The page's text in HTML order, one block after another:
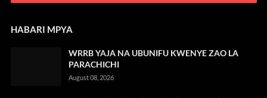
HABARI MPYA
WRRB YAJA NA UBUNIFU KWENYE ZAO LA
PARACHICHI
August 08, 2026